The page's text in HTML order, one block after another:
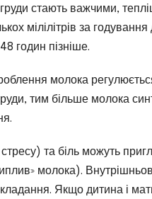
стають важчими,
мілілітрів за
годин пізніше.
молока
тим більше молока
та біль можуть
молока).
Якщо дитина і мати